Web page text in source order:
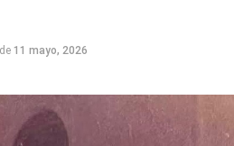
de 11 mayo, 2026